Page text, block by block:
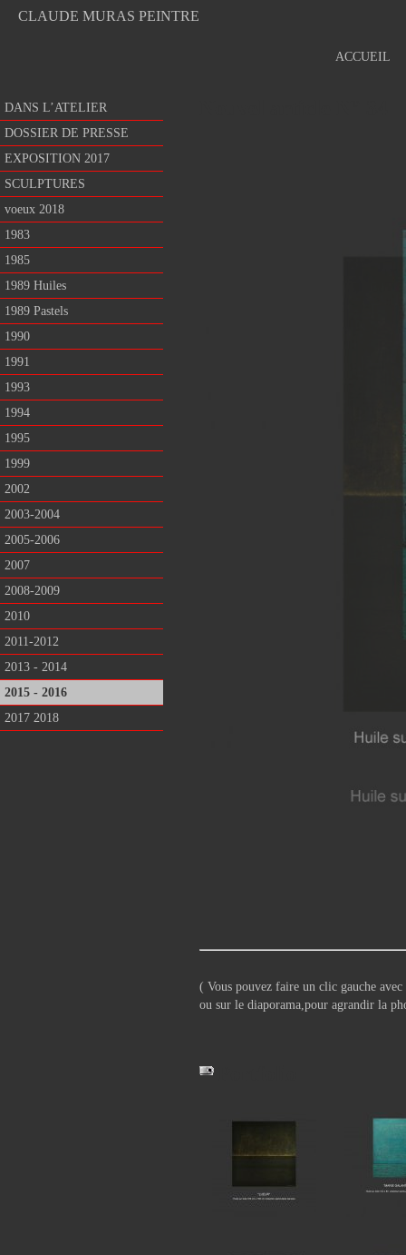
CLAUDE MURAS PEINTRE
ACCUEIL
( Vous pouvez faire un clic gauche
ou sur le diaporama,pour agrandir la
DANS L’ATELIER
DOSSIER DE PRESSE
EXPOSITION 2017
SCULPTURES
voeux 2018
1983
1985
1989 Huiles
1989 Pastels
1990
1991
1993
1994
1995
1999
2002
2003-2004
2005-2006
2007
2008-2009
2010
2011-2012
2013 - 2014
2015 - 2016
2017 2018